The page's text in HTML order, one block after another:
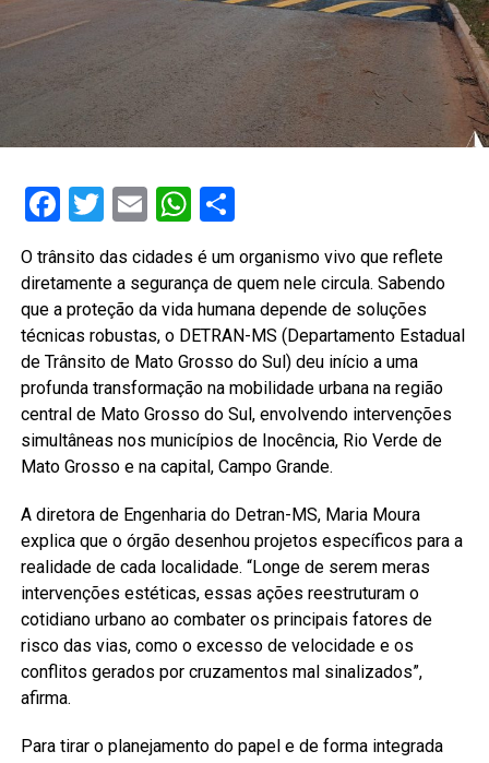
Facebook
Twitter
EmailWhatsApp
Share
O trânsito das cidades é um organismo vivo que reflete
diretamente a segurança de quem nele circula. Sabendo
que a proteção da vida humana depende de soluções
técnicas robustas, o DETRAN-MS (Departamento Estadual
de Trânsito de Mato Grosso do Sul) deu início a uma
profunda transformação na mobilidade urbana na região
central de Mato Grosso do Sul, envolvendo intervenções
simultâneas nos municípios de Inocência, Rio Verde de
Mato Grosso e na capital, Campo Grande.
A diretora de Engenharia do Detran-MS, Maria Moura
explica que o órgão desenhou projetos específicos para a
realidade de cada localidade. “Longe de serem meras
intervenções estéticas, essas ações reestruturam o
cotidiano urbano ao combater os principais fatores de
risco das vias, como o excesso de velocidade e os
conflitos gerados por cruzamentos mal sinalizados”,
afirma.
Para tirar o planejamento do papel e de forma integrada